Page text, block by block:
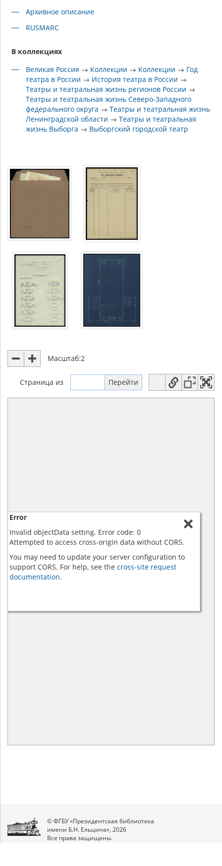
Архивное описание
RUSMARC
В коллекциях
Великая Россия → Коллекции → Коллекции → Год
театра в России → История театра в России →
Театры и театральная жизнь регионов России →
Театры и театральная жизнь Северо-Западного
федерального округа →Театры и театральная жизнь
Ленинградской области →Театры и театральная
жизнь Выборга → Выборгский городской театр
Масштаб:2
Страница из
Error
Invalid objectData setting. Error code: 0
Attempted to access cross-origin data without CORS.
You may need to update your server configuration to
support CORS. For help, see the cross-site request
documentation.
© ФГБУ «Президентская библиотека
имени Б.Н. Ельцина», 2026
Все права защищены.